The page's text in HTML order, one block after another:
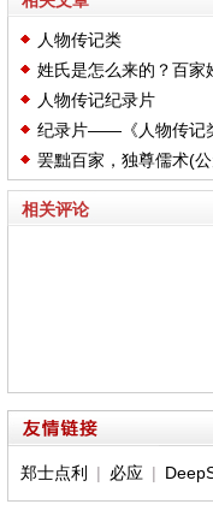
人物传记类
姓氏是怎么来的？百家
人物传记纪录片
纪录片——《人物传记
罢黜百家，独尊儒术(
相关评论
郑士点利 | 必应 |